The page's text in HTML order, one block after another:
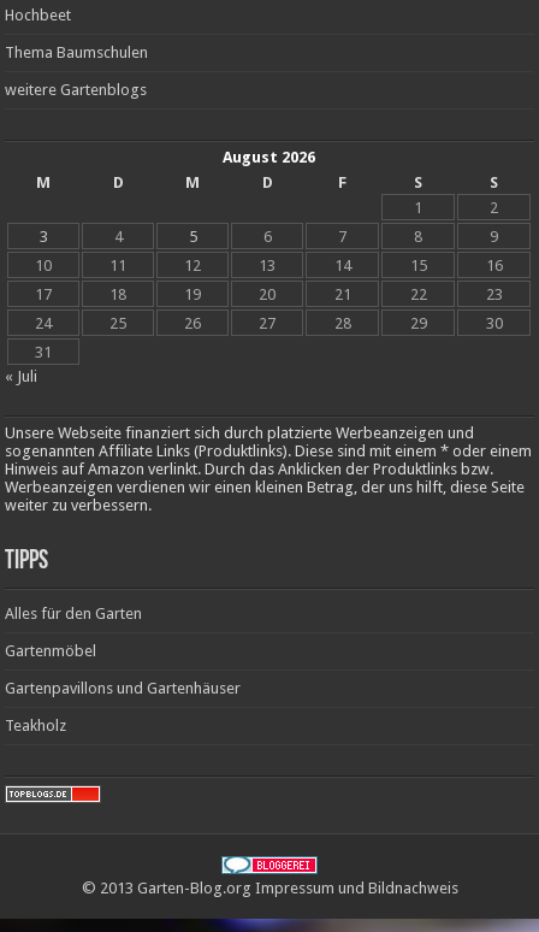
Hochbeet
Thema Baumschulen
weitere Gartenblogs
August 2026
M
D M D F S
S
1
2
3
4 5 6 7 8
9
10
11 12 13 14 15
16
17
18 19 20 21 22
23
24
25 26 27 28 29
30
31
« Juli
Unsere Webseite finanziert sich durch platzierte Werbeanzeigen und
sogenannten Affiliate Links (Produktlinks). Diese sind mit einem * oder einem
Hinweis auf Amazon verlinkt. Durch das Anklicken der Produktlinks bzw.
Werbeanzeigen verdienen wir einen kleinen Betrag, der uns hilft, diese Seite
weiter zu verbessern.
Tipps
Alles für den Garten
Gartenmöbel
Gartenpavillons und Gartenhäuser
Teakholz
© 2013 Garten-Blog.org Impressum und Bildnachweis